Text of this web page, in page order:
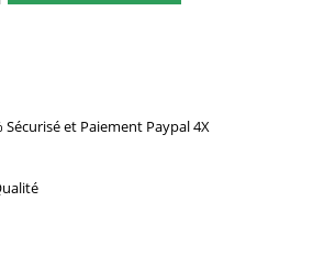
Sécurisé et Paiement Paypal 4X